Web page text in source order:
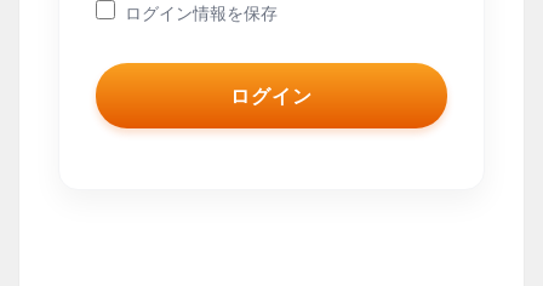
ログイン情報を保存